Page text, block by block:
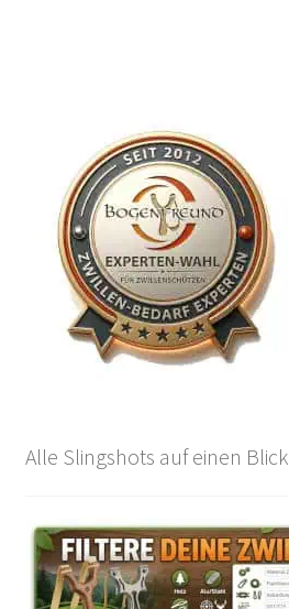
Alle Slingshots auf einen Blick